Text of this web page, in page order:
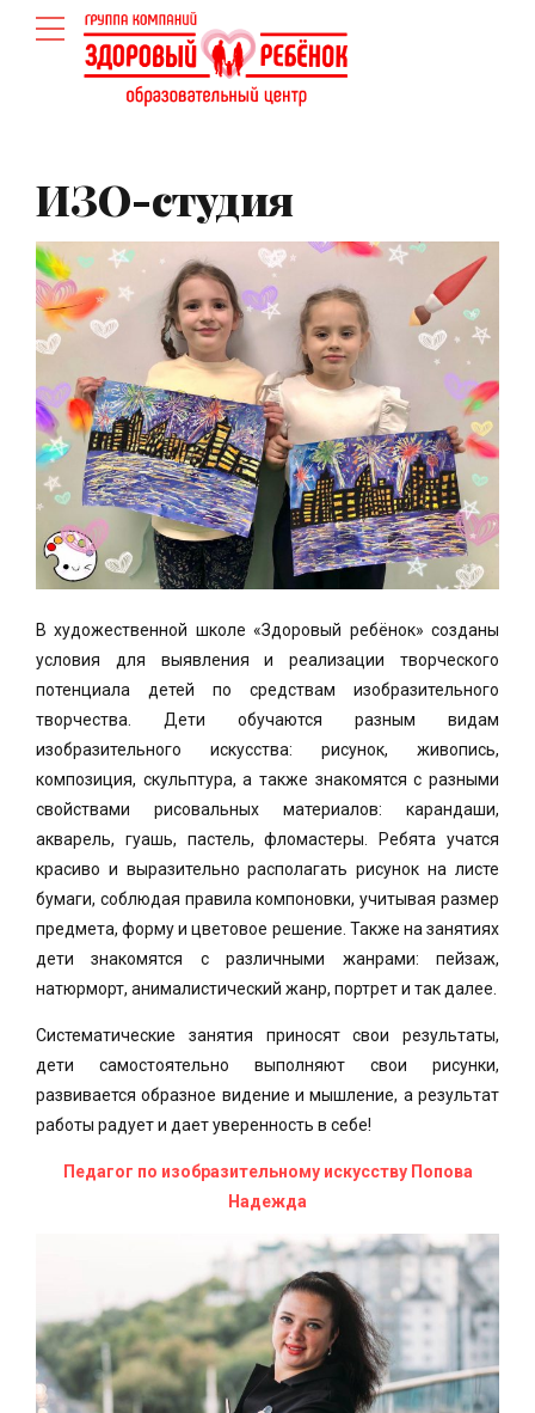
ИЗО-студия
В художественной школе «Здоровый ребёнок» созданы
условия для выявления и реализации творческого
потенциала детей по средствам изобразительного
творчества. Дети обучаются разным видам
изобразительного искусства: рисунок, живопись,
композиция, скульптура, а также знакомятся с разными
свойствами рисовальных материалов: карандаши,
акварель, гуашь, пастель, фломастеры. Ребята учатся
красиво и выразительно располагать рисунок на листе
бумаги, соблюдая правила компоновки, учитывая размер
предмета, форму и цветовое решение. Также на занятиях
дети знакомятся с различными жанрами: пейзаж,
натюрморт, анималистический жанр, портрет и так далее.
Систематические занятия приносят свои результаты,
дети самостоятельно выполняют свои рисунки,
развивается образное видение и мышление, а результат
работы радует и дает уверенность в себе!
Педагог по изобразительному искусству Попова
Надежда